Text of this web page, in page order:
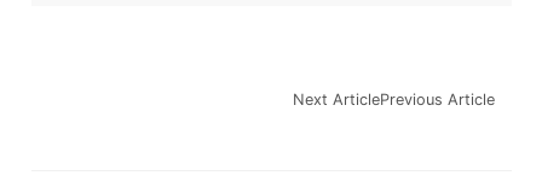
Previous Article
Next Article